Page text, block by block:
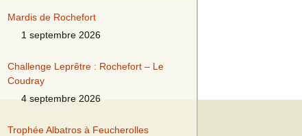
Mardis de Rochefort
1 septembre 2026
Challenge Leprêtre : Rochefort – Le
Coudray
4 septembre 2026
Trophée Albatros à Feucherolles